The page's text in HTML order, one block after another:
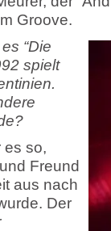
Groove.
“Die
spielt
es so,
Freund
aus nach
Der